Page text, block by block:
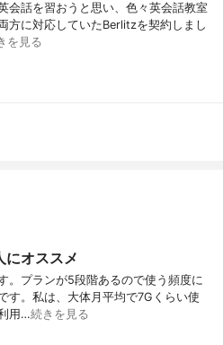
会話を習おうと思い、色々英会話教室
方に対応していたBerlitzを契約しまし
を見る
にオススメ
。プランが5段階あるので使う頻度に
す。私は、大体月平均で7Gくらい使
用…続きを見る